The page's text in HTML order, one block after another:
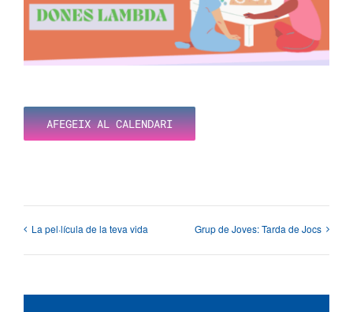
AFEGEIX AL CALENDARI
La pel·lícula de la teva vida Grup de Joves: Tarda de Jocs